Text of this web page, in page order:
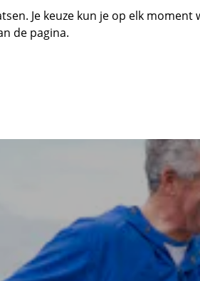
Je keuze kun je op elk moment
de pagina.